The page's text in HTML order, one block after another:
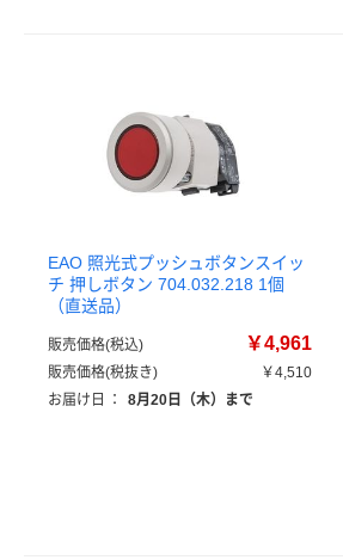
EAO 照光式プッシュボタンスイッ
チ 押しボタン 704.032.218 1個
（直送品）
販売価格(税込) ￥4,961
販売価格(税抜き)
￥4,510
お届け日
： 8月20日（木）まで